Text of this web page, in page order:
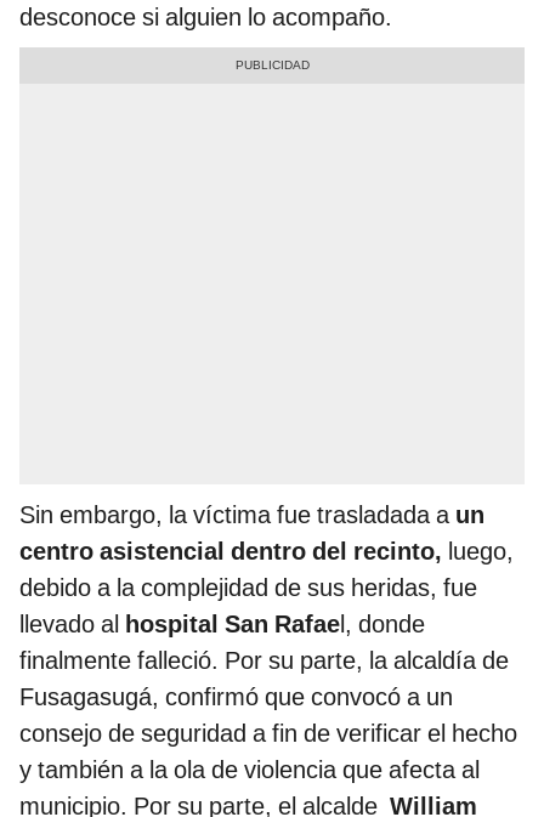
desconoce si alguien lo acompaño.
Sin embargo, la víctima fue trasladada a un
centro asistencial dentro del recinto, luego,
debido a la complejidad de sus heridas, fue
llevado al hospital San Rafael, donde
finalmente falleció. Por su parte, la alcaldía de
Fusagasugá, confirmó que convocó a un
consejo de seguridad a fin de verificar el hecho
y también a la ola de violencia que afecta al
municipio. Por su parte, el alcalde William